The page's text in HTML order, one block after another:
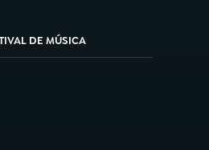
DE MÚSICA